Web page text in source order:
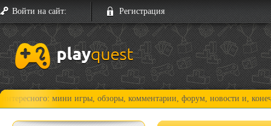
Войти на сайт: Регистрация
мини игры, обзоры, комментарии, форум, новости и, конечно,